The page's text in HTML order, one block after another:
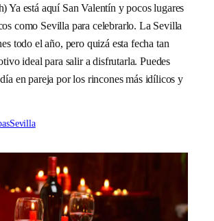
Ya está aquí San Valentín y pocos lugares
como Sevilla para celebrarlo. La Sevilla
todo el año, pero quizá esta fecha tan
ideal para salir a disfrutarla. Puedes
en pareja por los rincones más idílicos y